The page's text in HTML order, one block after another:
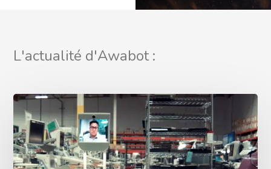
L'actualité d'Awabot :